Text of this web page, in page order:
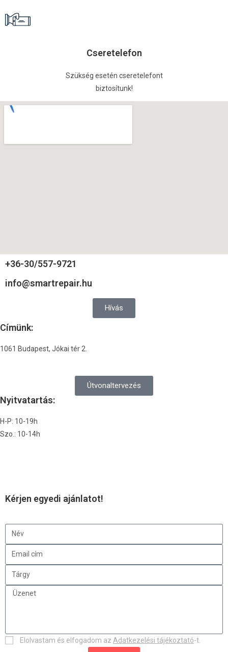
Cseretelefon
Szükség esetén cseretelefont
biztosítunk!
+36-30/557-9721
info@smartrepair.hu
Hívás
Címünk:
1061 Budapest, Jókai tér 2.
Útvonaltervezés
Nyitvatartás:
H-P: 10-19h
Szo.: 10-14h
Kérjen egyedi ajánlatot!
Elolvastam és elfogadom az Adatkezelési tájékoztató-t.